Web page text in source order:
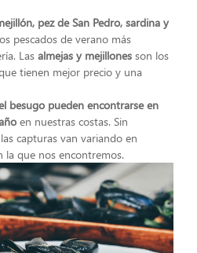
pez de San Pedro, sardina y
pescados de verano más
Las almejas y mejillones son los
tienen mejor precio y una
besugo pueden encontrarse en
en nuestras costas. Sin
capturas van variando en
la que nos encontremos.